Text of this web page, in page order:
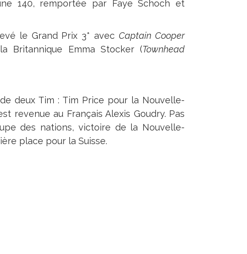
140, remportée par Faye Schoch et
le Grand Prix 3* avecCaptain Cooper
Britannique Emma Stocker (Townhead
deux Tim : Tim Price pour la Nouvelle-
revenue au Français Alexis Goudry. Pas
des nations, victoire de la Nouvelle-
place pour la Suisse.